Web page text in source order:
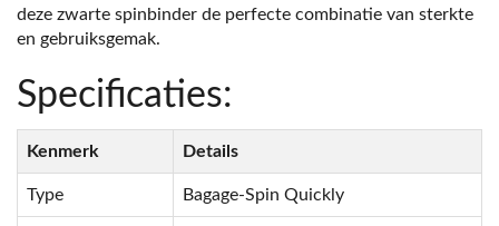
deze zwarte spinbinder de perfecte combinatie van sterkte
en gebruiksgemak.
Specificaties:
Kenmerk Details
Type Bagage-Spin Quickly